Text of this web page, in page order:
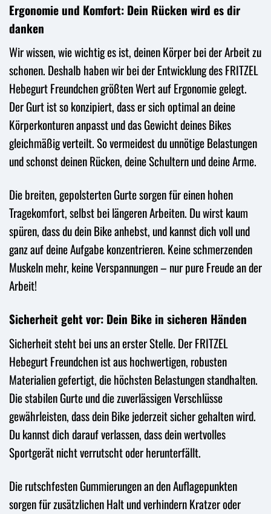
Ergonomie und Komfort: Dein Rücken wird es dir
danken
Wir wissen, wie wichtig es ist, deinen Körper bei der Arbeit zu
schonen. Deshalb haben wir bei der Entwicklung des FRITZEL
Hebegurt Freundchen größten Wert auf Ergonomie gelegt.
Der Gurt ist so konzipiert, dass er sich optimal an deine
Körperkonturen anpasst und das Gewicht deines Bikes
gleichmäßig verteilt. So vermeidest du unnötige Belastungen
und schonst deinen Rücken, deine Schultern und deine Arme.
Die breiten, gepolsterten Gurte sorgen für einen hohen
Tragekomfort, selbst bei längeren Arbeiten. Du wirst kaum
spüren, dass du dein Bike anhebst, und kannst dich voll und
ganz auf deine Aufgabe konzentrieren. Keine schmerzenden
Muskeln mehr, keine Verspannungen – nur pure Freude an der
Arbeit!
Sicherheit geht vor: Dein Bike in sicheren Händen
Sicherheit steht bei uns an erster Stelle. Der FRITZEL
Hebegurt Freundchen ist aus hochwertigen, robusten
Materialien gefertigt, die höchsten Belastungen standhalten.
Die stabilen Gurte und die zuverlässigen Verschlüsse
gewährleisten, dass dein Bike jederzeit sicher gehalten wird.
Du kannst dich darauf verlassen, dass dein wertvolles
Sportgerät nicht verrutscht oder herunterfällt.
Die rutschfesten Gummierungen an den Auflagepunkten
sorgen für zusätzlichen Halt und verhindern Kratzer oder